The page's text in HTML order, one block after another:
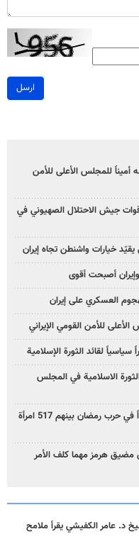
ارسل
أميناً للمجلس الأعلى للأمن
جيش الاحتلال الصهيوني في
خيارات واشنطن تجاه إيران
أصبحت أقوى
العسكري على إيران
للأمن القومي الإيراني
لقائد الثورة الإسلامية
الاسلامية في المجلس
الطب العدلي الإيراني: 3519 شهيداً في حرب رمضان بينهم 517 امرأة
مضيق هرمز مهما كلف الأمر
د. عامر الكفيشي يقرأ ملامح